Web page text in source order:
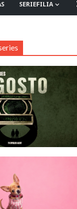
SERIEFILIA